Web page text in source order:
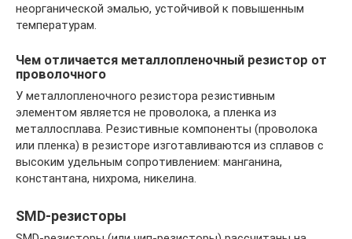
неорганической эмалью, устойчивой к повышенным
температурам.
Чем отличается металлопленочный резистор от
проволочного
У металлопленочного резистора резистивным
элементом является не проволока, а пленка из
металлосплава. Резистивные компоненты (проволока
или пленка) в резисторе изготавливаются из сплавов с
высоким удельным сопротивлением: манганина,
константана, нихрома, никелина.
SMD-резисторы